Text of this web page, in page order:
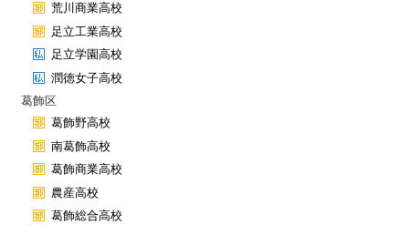
荒川商業高校
足立工業高校
足立学園高校
潤徳女子高校
葛飾区
葛飾野高校
南葛飾高校
葛飾商業高校
農産高校
葛飾総合高校